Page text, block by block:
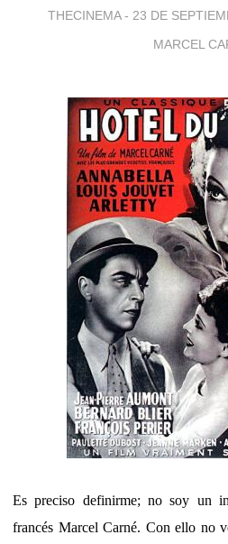
THECINEMA - 23 DE
MARCEL
Es preciso definirme; no soy un
francés Marcel Carné. Con ello no